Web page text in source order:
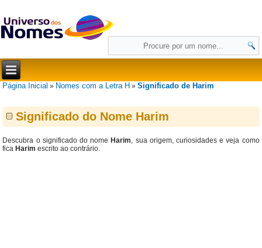
Página Inicial » Nomes com a Letra H »Significado de Harim
Significado do Nome Harim
Descubra o significado do nome Harim, sua origem, curiosidades e veja como
fica Harim escrito ao contrário.